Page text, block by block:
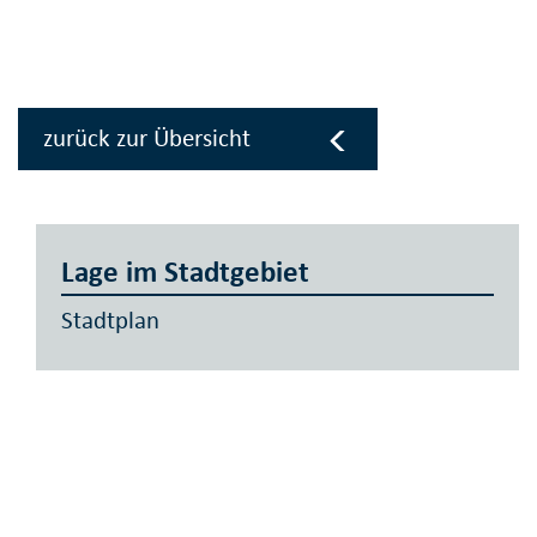
zurück zur Übersicht
Lage im Stadtgebiet
Stadtplan